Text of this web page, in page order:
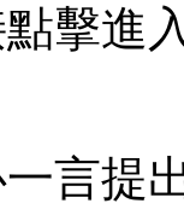
擊進
言提